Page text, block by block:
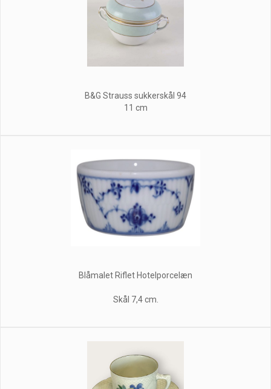
B&G Strauss sukkerskål 94
11 cm
Blåmalet Riflet Hotelporcelæn
Skål 7,4 cm.